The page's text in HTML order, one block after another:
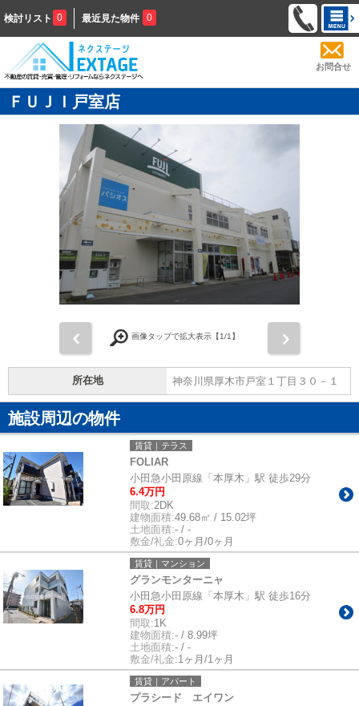
検討リスト 0 最近見た物件 0
お問合せ
ＦＵＪＩ戸室店
画像タップで拡大表示【1/1】
所在地 神奈川県厚木市戸室１丁目３０－１
施設周辺の物件
賃貸｜テラス
FOLIAR
小田急小田原線「本厚木」駅 徒歩29分
6.4万円
間取:2DK
建物面積:49.68㎡ / 15.02坪
土地面積:- / -
敷金/礼金:0ヶ月/0ヶ月
賃貸｜マンション
グランモンターニャ
小田急小田原線「本厚木」駅 徒歩16分
6.8万円
間取:1K
建物面積:- / 8.99坪
土地面積:- / -
敷金/礼金:1ヶ月/1ヶ月
賃貸｜アパート
プラシード エイワン